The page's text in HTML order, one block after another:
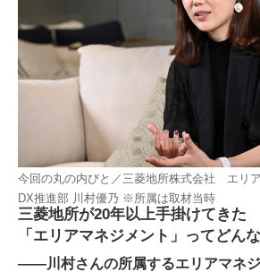
今回の丸の内びと／三菱地所株式会社 エリ
DX推進部 川村優乃 ※所属は取材当時
三菱地所が20年以上手掛けてきた
「エリアマネジメント」ってどん
――川村さんの所属するエリアマネジ